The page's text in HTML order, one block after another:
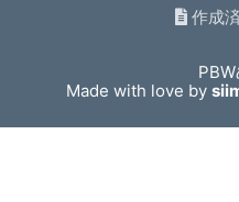
作成
PBW
Made with love by